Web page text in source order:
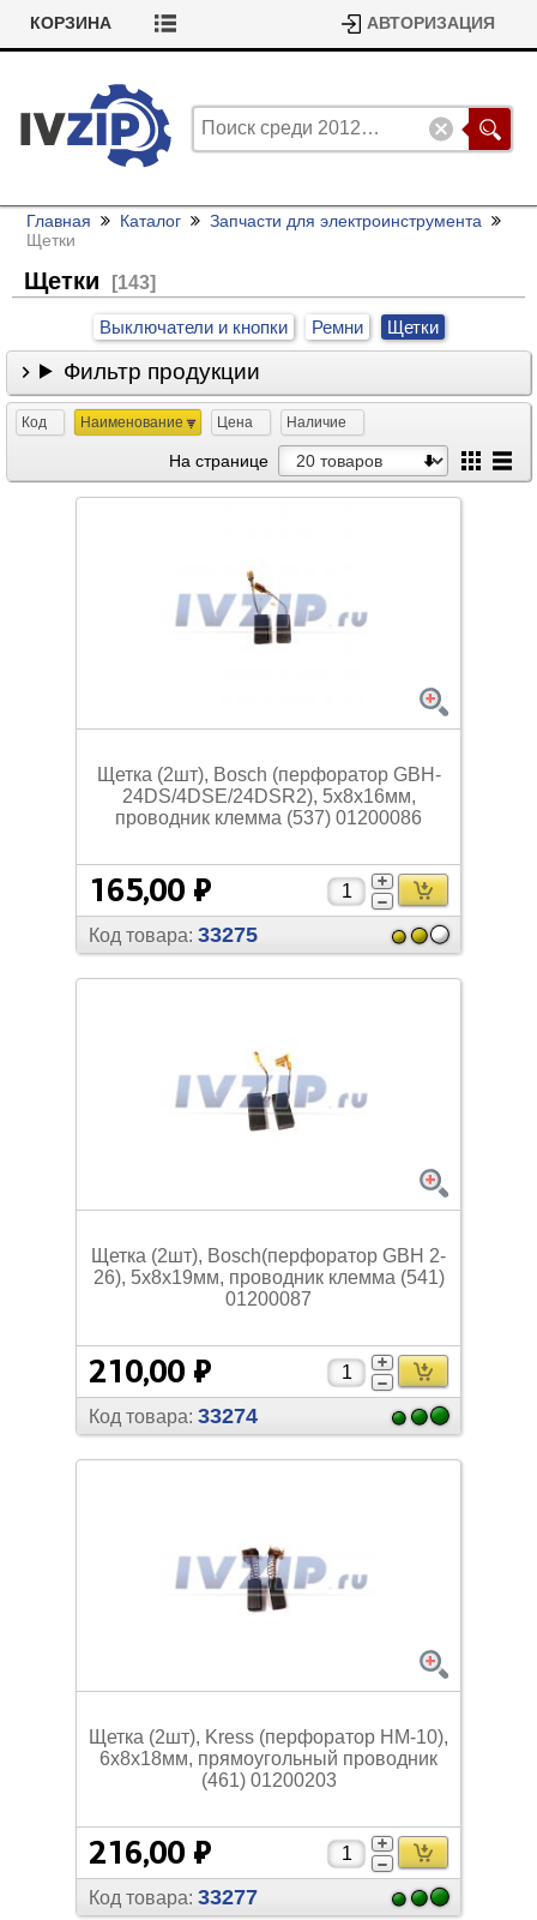
КОРЗИНА АВТОРИЗАЦИЯ
Главная Каталог
Запчасти для электроинструмента
Щетки
Щетки [143]
Выключатели и кнопки Ремни Щетки
Фильтр продукции
Код Наименование Цена Наличие
На странице
Щетка (2шт), Bosch (перфоратор GBH-
24DS/4DSE/24DSR2), 5х8х16мм,
проводник клемма (537) 01200086
165,00 ₽
Код товара: 33275
Щетка (2шт), Bosch(перфоратор GBH 2-
26), 5х8х19мм, проводник клемма (541)
01200087
210,00 ₽
Код товара: 33274
Щетка (2шт), Kress (перфоратор HM-10),
6х8х18мм, прямоугольный проводник
(461) 01200203
216,00 ₽
Код товара: 33277